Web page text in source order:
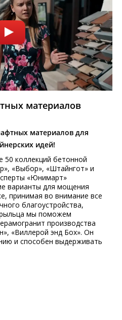
материалов
материалов для
идей!
50 коллекций бетонной
«Выбор», «Штайнгот» и
«Юнимарт»
варианты для мощения
принимая во внимание все
благоустройства,
мы поможем
производства
«Виллерой энд Бох». Он
и способен выдерживать